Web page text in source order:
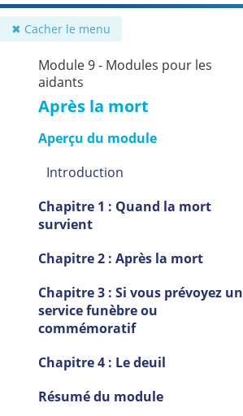
✖ Cacher le menu
Module 9 - Modules pour les
aidants
Après la mort
Aperçu du module
Introduction
Chapitre 1 : Quand la mort
survient
Chapitre 2 : Après la mort
Chapitre 3 : Si vous prévoyez un
service funèbre ou
commémoratif
Chapitre 4 : Le deuil
Résumé du module